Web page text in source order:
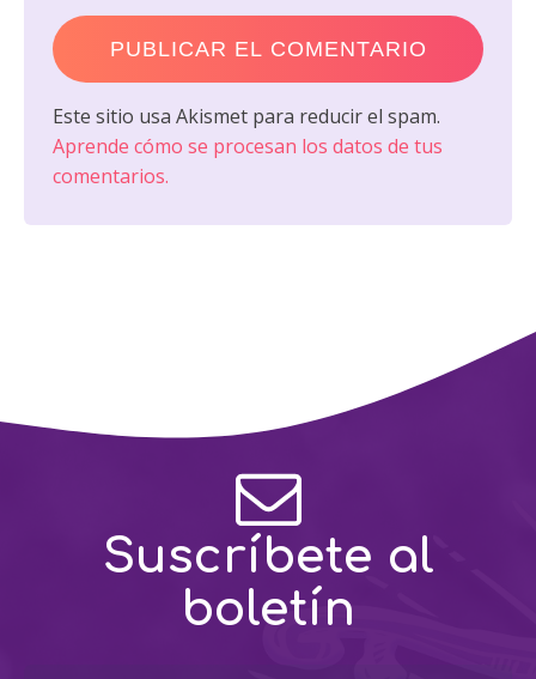
Este sitio usa Akismet para reducir el spam.
Aprende cómo se procesan los datos de tus
comentarios.
Suscríbete al
boletín